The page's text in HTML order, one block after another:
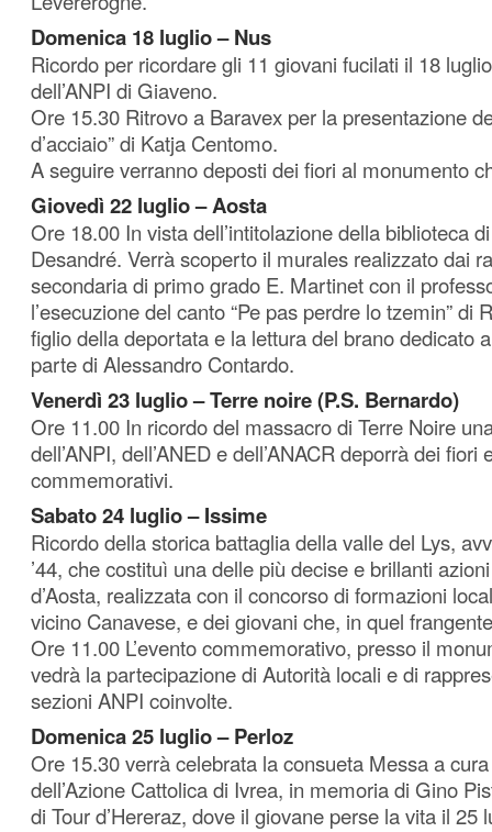
Domenica 18 luglio – Nus
Ricordo per ricordare gli 11 giovani fucilati il 18
dell’ANPI di Giaveno.
Ore 15.30 Ritrovo a Baravex per la presentazione
d’acciaio” di Katja Centomo.
A seguire verranno deposti dei fiori al monumento
Giovedì 22 luglio – Aosta
Ore 18.00 In vista dell’intitolazione della biblioteca
Desandré. Verrà scoperto il murales realizzato dai
secondaria di primo grado E. Martinet con il
l’esecuzione del canto “Pe pas perdre lo tzemin” di
figlio della deportata e la lettura del brano dedicato
parte di Alessandro Contardo.
Venerdì 23 luglio – Terre noire (P.S. Bernardo)
Ore 11.00 In ricordo del massacro di Terre Noire
dell’ANPI, dell’ANED e dell’ANACR deporrà dei fiori
commemorativi.
Sabato 24 luglio – Issime
Ricordo della storica battaglia della valle del Lys,
’44, che costituì una delle più decise e brillanti
d’Aosta, realizzata con il concorso di formazioni
vicino Canavese, e dei giovani che, in quel
Ore 11.00 L’evento commemorativo, presso il
vedrà la partecipazione di Autorità locali e di
sezioni ANPI coinvolte.
Domenica 25 luglio – Perloz
Ore 15.30 verrà celebrata la consueta Messa a
dell’Azione Cattolica di Ivrea, in memoria di Gino
di Tour d’Hereraz, dove il giovane perse la vita il 25